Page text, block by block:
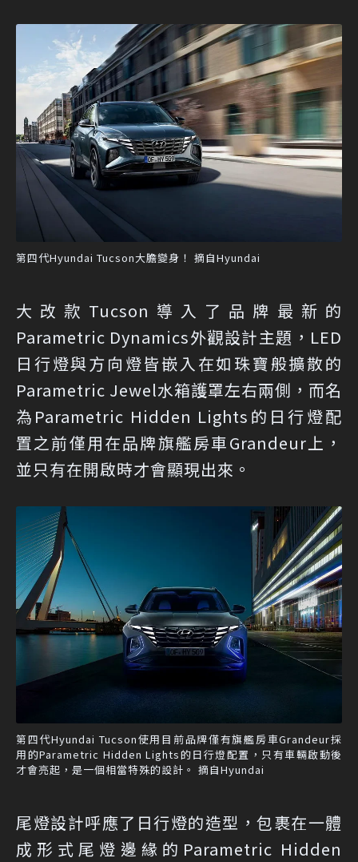
第四代Hyundai Tucson大膽變身！ 摘自Hyundai
大改款Tucson導入了品牌最新的
Parametric Dynamics外觀設計主題，LED
日行燈與方向燈皆嵌入在如珠寶般擴散的
Parametric Jewel水箱護罩左右兩側，而名
為Parametric Hidden Lights的日行燈配
置之前僅用在品牌旗艦房車Grandeur上，
並只有在開啟時才會顯現出來。
第四代Hyundai Tucson使用目前品牌僅有旗艦房車Grandeur採
用的Parametric Hidden Lights的日行燈配置，只有車輛啟動後
才會亮起，是一個相當特殊的設計。 摘自Hyundai
尾燈設計呼應了日行燈的造型，包裹在一體
成形式尾燈邊緣的Parametric Hidden